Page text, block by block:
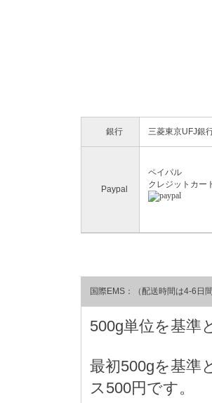
銀行 三菱東京UFJ銀
Paypal
ペイパル
クレジットカー
国際EMS：（配送時間は4-6日間
500g単位を基準
最初500gを基準
ス500円です。